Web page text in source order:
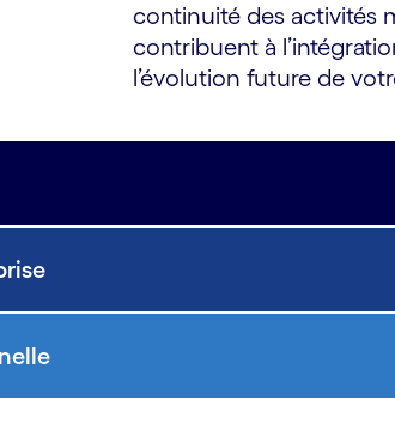
continuité des activités
contribuent à
l’évolution future de